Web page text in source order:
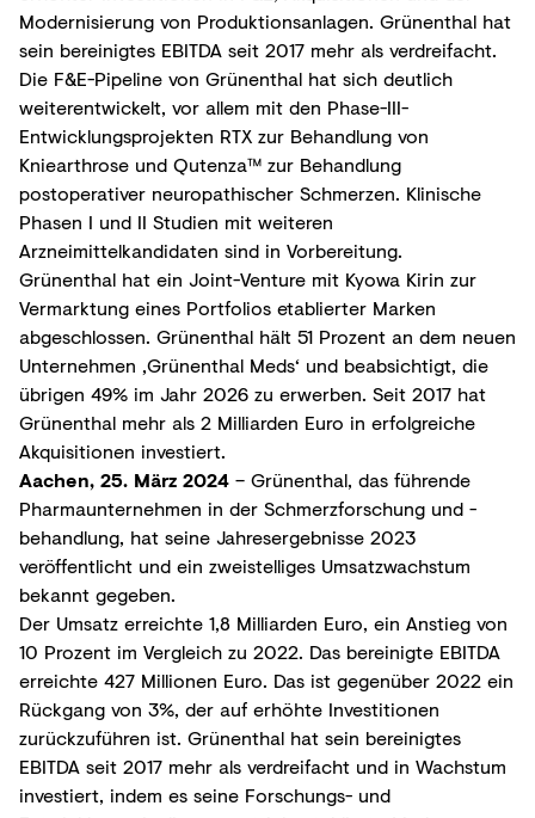
Modernisierung von Produktionsanlagen. Grünenthal hat
sein bereinigtes EBITDA seit 2017 mehr als verdreifacht.
Die F&E-Pipeline von Grünenthal hat sich deutlich
weiterentwickelt, vor allem mit den Phase-III-
Entwicklungsprojekten RTX zur Behandlung von
Kniearthrose und Qutenza™ zur Behandlung
postoperativer neuropathischer Schmerzen. Klinische
Phasen I und II Studien mit weiteren
Arzneimittelkandidaten sind in Vorbereitung.
Grünenthal hat ein Joint-Venture mit Kyowa Kirin zur
Vermarktung eines Portfolios etablierter Marken
abgeschlossen. Grünenthal hält 51 Prozent an dem neuen
Unternehmen ‚Grünenthal Meds‘ und beabsichtigt, die
übrigen 49% im Jahr 2026 zu erwerben. Seit 2017 hat
Grünenthal mehr als 2 Milliarden Euro in erfolgreiche
Akquisitionen investiert.
Aachen, 25. März 2024 – Grünenthal, das führende
Pharmaunternehmen in der Schmerzforschung und -
behandlung, hat seine Jahresergebnisse 2023
veröffentlicht und ein zweistelliges Umsatzwachstum
bekannt gegeben.
Der Umsatz erreichte 1,8 Milliarden Euro, ein Anstieg von
10 Prozent im Vergleich zu 2022. Das bereinigte EBITDA
erreichte 427 Millionen Euro. Das ist gegenüber 2022 ein
Rückgang von 3%, der auf erhöhte Investitionen
zurückzuführen ist. Grünenthal hat sein bereinigtes
EBITDA seit 2017 mehr als verdreifacht und in Wachstum
investiert, indem es seine Forschungs- und